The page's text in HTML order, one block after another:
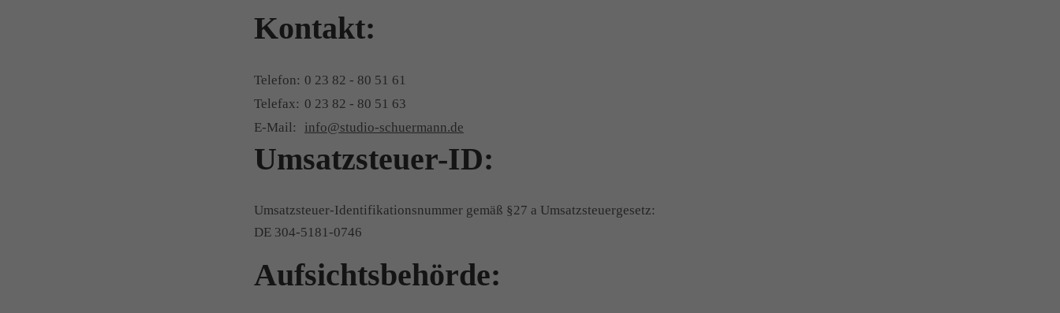
Kontakt:
Telefon: 0 23 82 - 80 51 61
Telefax: 0 23 82 - 80 51 63
E-Mail:
info@studio-schuermann.de
Umsatzsteuer-ID:
Umsatzsteuer-Identifikationsnummer gemäß §27 a Umsatzsteuergesetz:
DE 304-5181-0746
Aufsichtsbehörde: